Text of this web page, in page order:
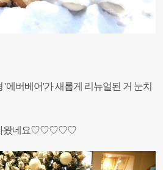
에버베어'가 새롭게 리뉴얼된 거 눈치
왔네요♡♡♡♡♡